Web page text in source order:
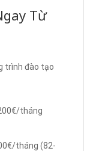
Từ
trình đào tạo
tháng
tháng (82-